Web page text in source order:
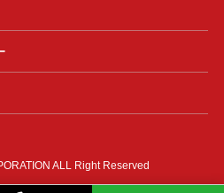
ALL Right Reserved